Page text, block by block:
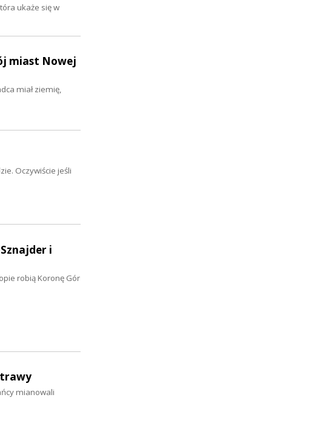
ukaże się w
miast Nowej
miał ziemię,
Oczywiście jeśli
i
robią Koronę Gór
mianowali